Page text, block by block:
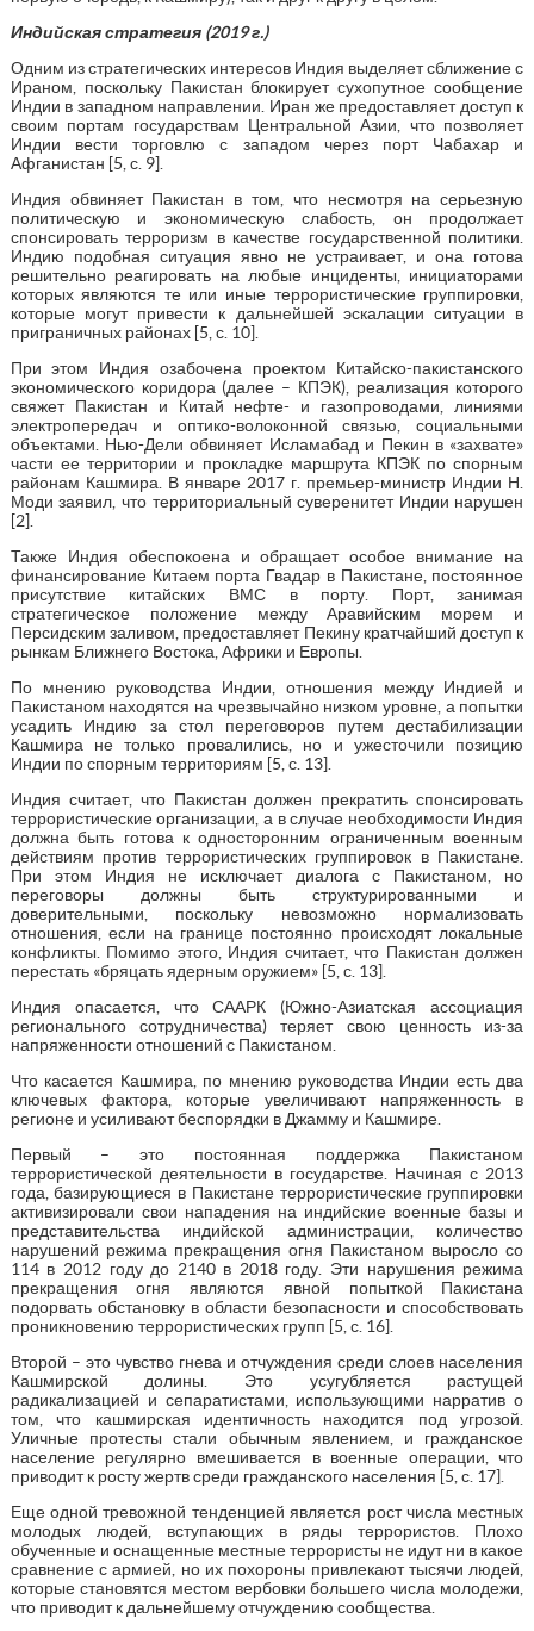
Индийская стратегия (2019 г.)
Одним из стратегических интересов Индия выделяет сближение с
Ираном, поскольку Пакистан блокирует сухопутное сообщение
Индии в западном направлении. Иран же предоставляет доступ к
своим портам государствам Центральной Азии, что позволяет
Индии вести торговлю с западом через порт Чабахар и
Афганистан [5, с. 9].
Индия обвиняет Пакистан в том, что несмотря на серьезную
политическую и экономическую слабость, он продолжает
спонсировать терроризм в качестве государственной политики.
Индию подобная ситуация явно не устраивает, и она готова
решительно реагировать на любые инциденты, инициаторами
которых являются те или иные террористические группировки,
которые могут привести к дальнейшей эскалации ситуации в
приграничных районах [5, с. 10].
При этом Индия озабочена проектом Китайско-пакистанского
экономического коридора (далее – КПЭК), реализация которого
свяжет Пакистан и Китай нефте- и газопроводами, линиями
электропередач и оптико-волоконной связью, социальными
объектами. Нью-Дели обвиняет Исламабад и Пекин в «захвате»
части ее территории и прокладке маршрута КПЭК по спорным
районам Кашмира. В январе 2017 г. премьер-министр Индии Н.
Моди заявил, что территориальный суверенитет Индии нарушен
[2].
Также Индия обеспокоена и обращает особое внимание на
финансирование Китаем порта Гвадар в Пакистане, постоянное
присутствие китайских ВМС в порту. Порт, занимая
стратегическое положение между Аравийским морем и
Персидским заливом, предоставляет Пекину кратчайший доступ к
рынкам Ближнего Востока, Африки и Европы.
По мнению руководства Индии, отношения между Индией и
Пакистаном находятся на чрезвычайно низком уровне, а попытки
усадить Индию за стол переговоров путем дестабилизации
Кашмира не только провалились, но и ужесточили позицию
Индии по спорным территориям [5, с. 13].
Индия считает, что Пакистан должен прекратить спонсировать
террористические организации, а в случае необходимости Индия
должна быть готова к односторонним ограниченным военным
действиям против террористических группировок в Пакистане.
При этом Индия не исключает диалога с Пакистаном, но
переговоры должны быть структурированными и
доверительными, поскольку невозможно нормализовать
отношения, если на границе постоянно происходят локальные
конфликты. Помимо этого, Индия считает, что Пакистан должен
перестать «бряцать ядерным оружием» [5, с. 13].
Индия опасается, что СААРК (Южно-Азиатская ассоциация
регионального сотрудничества) теряет свою ценность из-за
напряженности отношений с Пакистаном.
Что касается Кашмира, по мнению руководства Индии есть два
ключевых фактора, которые увеличивают напряженность в
регионе и усиливают беспорядки в Джамму и Кашмире.
Первый – это постоянная поддержка Пакистаном
террористической деятельности в государстве. Начиная с 2013
года, базирующиеся в Пакистане террористические группировки
активизировали свои нападения на индийские военные базы и
представительства индийской администрации, количество
нарушений режима прекращения огня Пакистаном выросло со
114 в 2012 году до 2140 в 2018 году. Эти нарушения режима
прекращения огня являются явной попыткой Пакистана
подорвать обстановку в области безопасности и способствовать
проникновению террористических групп [5, с. 16].
Второй – это чувство гнева и отчуждения среди слоев населения
Кашмирской долины. Это усугубляется растущей
радикализацией и сепаратистами, использующими нарратив о
том, что кашмирская идентичность находится под угрозой.
Уличные протесты стали обычным явлением, и гражданское
население регулярно вмешивается в военные операции, что
приводит к росту жертв среди гражданского населения [5, с. 17].
Еще одной тревожной тенденцией является рост числа местных
молодых людей, вступающих в ряды террористов. Плохо
обученные и оснащенные местные террористы не идут ни в какое
сравнение с армией, но их похороны привлекают тысячи людей,
которые становятся местом вербовки большего числа молодежи,
что приводит к дальнейшему отчуждению сообщества.